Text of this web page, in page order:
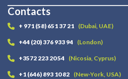
Contacts
+ 971 (58) 651 37 21 (Dubai, UAE)
+44 (20) 376 933 94 (London)
+3572 223 20 54 (Nicosia, Cyprus)
+1 (646) 893 10 82 (New-York, USA)